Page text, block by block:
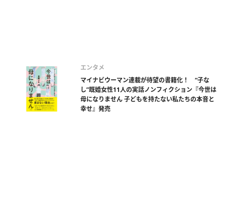
エンタメ
マイナビウーマン連載が待望の書籍化！ “子な
し”既婚女性11人の実話ノンフィクション『今世は
母になりません 子どもを持たない私たちの本音と
幸せ』発売